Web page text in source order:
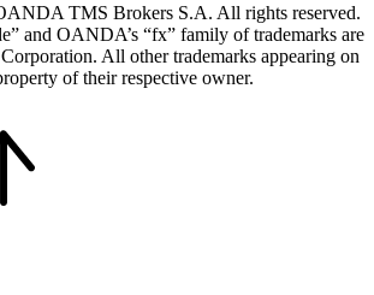
TMS Brokers S.A. All rights reserved.
and OANDA’s “fx” family of trademarks are
All other trademarks appearing on
of their respective owner.